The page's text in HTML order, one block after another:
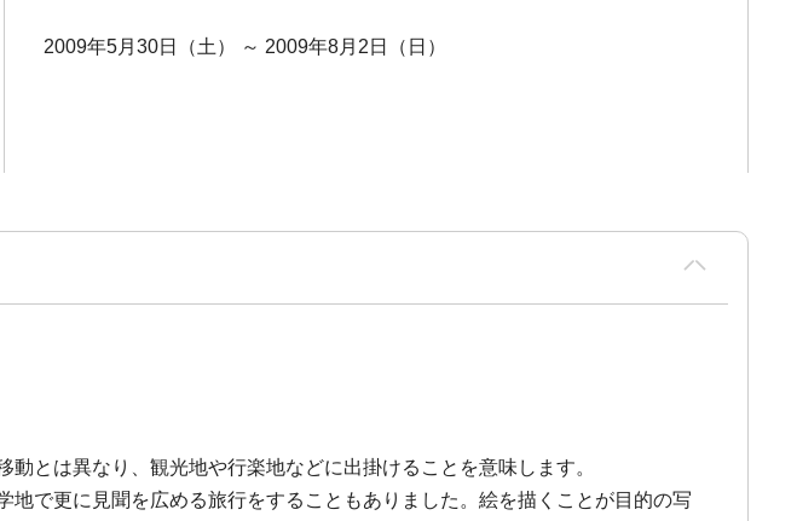
2009年5月30日（土） ～ 2009年8月2日（日）
とは異なり、観光地や行楽地などに出掛けることを意味します。
で更に見聞を広める旅行をすることもありました。絵を描くことが目的の写